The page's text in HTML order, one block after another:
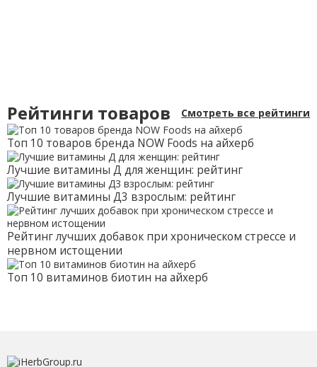
Рейтинги товаров Смотреть все рейтинги
Топ 10 товаров бренда NOW Foods на айхерб
Лучшие витамины Д для женщин: рейтинг
Лучшие витамины Д3 взрослым: рейтинг
Рейтинг лучших добавок при хроническом стрессе и
нервном истощении
Топ 10 витаминов биотин на айхерб